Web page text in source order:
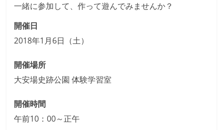
一緒に参加して、作って遊んでみませんか？
開催日
2018年1月6日（土）
開催場所
大安場史跡公園 体験学習室
開催時間
午前10：00～正午